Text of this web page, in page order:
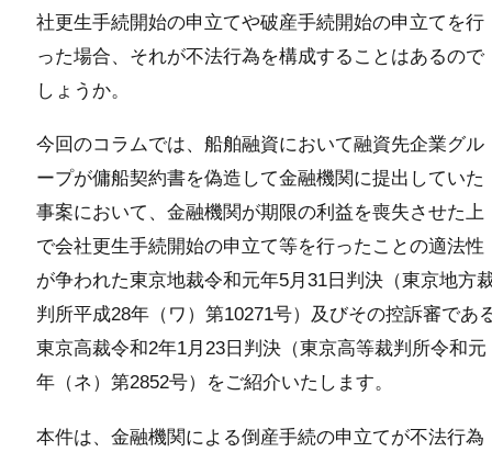
社更生手続開始の申立てや破産手続開始の申立てを行
った場合、それが不法行為を構成することはあるので
しょうか。
今回のコラムでは、船舶融資において融資先企業グル
ープが傭船契約書を偽造して金融機関に提出していた
事案において、金融機関が期限の利益を喪失させた上
で会社更生手続開始の申立て等を行ったことの適法性
が争われた東京地裁令和元年5月31日判決（東京地方
判所平成28年（ワ）第10271号）及びその控訴審であ
東京高裁令和2年1月23日判決（東京高等裁判所令和元
年（ネ）第2852号）をご紹介いたします。
本件は、金融機関による倒産手続の申立てが不法行為